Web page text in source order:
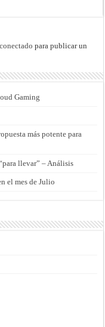
conectado para publicar un
Gaming
más potente para
llevar” – Análisis
el mes de Julio